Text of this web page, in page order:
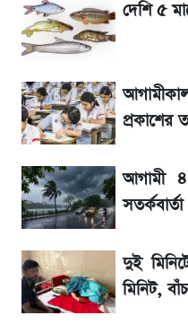
SSC Result 2026:
ফল
১৮০ দিনের মূল্যায়ন
জেনে নিন আজকের
আগে দেখে নিন,
তাপমাত্রা নিয়ে নতুন
টিভিতে আজকের খেলা
দেশি ৫
প্রকাশের
আগামী
সতর্কবার্তা
দুই
মিনিট,